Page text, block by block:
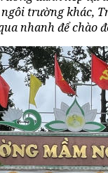
trường khác,
nhanh để